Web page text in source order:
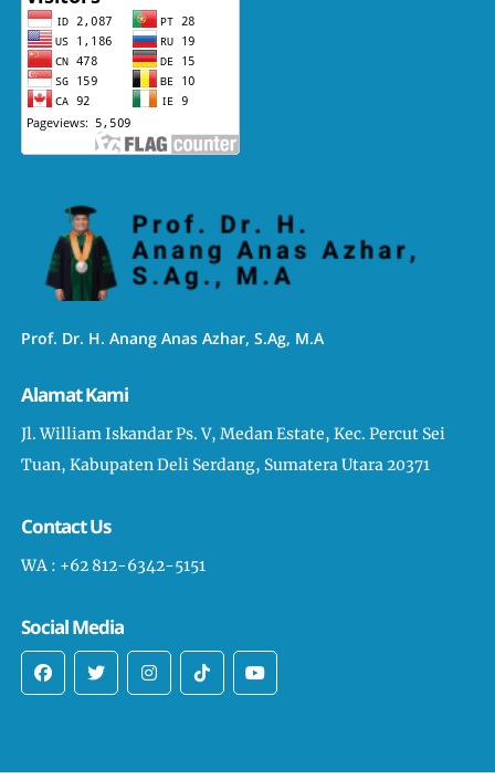
Prof. Dr. H. Anang Anas Azhar, S.Ag, M.A
Alamat Kami
Jl. William Iskandar Ps. V, Medan Estate, Kec. Percut Sei
Tuan, Kabupaten Deli Serdang, Sumatera Utara 20371
Contact Us
WA : +62 812-6342-5151
Social Media